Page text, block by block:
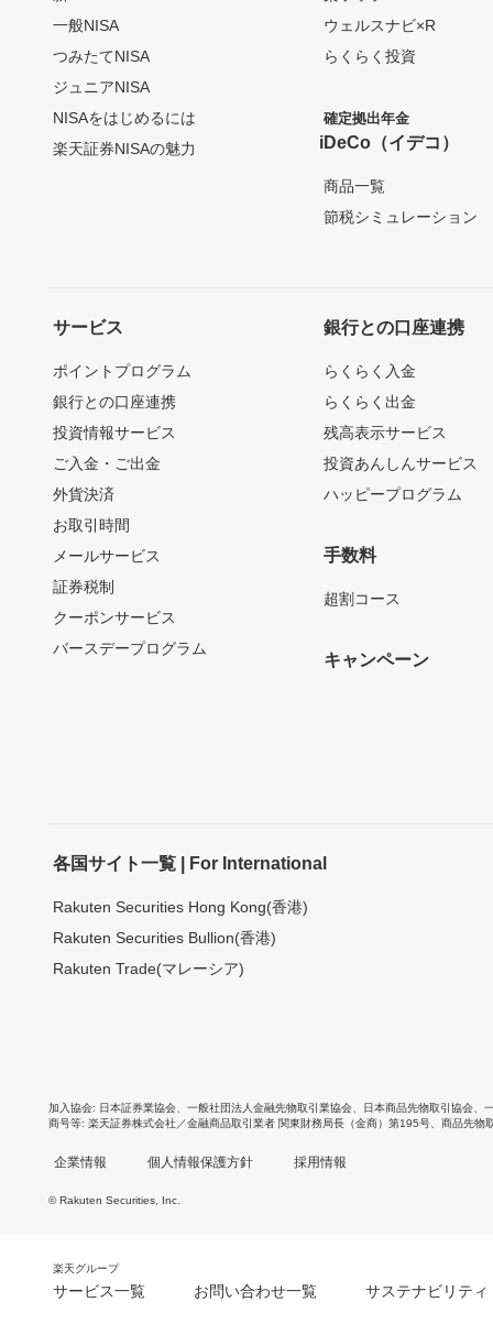
一般NISA
つみたてNISA
ジュニアNISA
NISAをはじめるには
楽天証券NISAの魅力
ウェルスナビ×R
らくらく投資
確定拠出年金
iDeCo（イデコ）
商品一覧
節税シミュレーション
サービス
ポイントプログラム
銀行との口座連携
投資情報サービス
ご入金・ご出金
外貨決済
お取引時間
メールサービス
証券税制
クーポンサービス
バースデープログラム
銀行との口座連携
らくらく入金
らくらく出金
残高表示サービス
投資あんしんサービス
ハッピープログラム
手数料
超割コース
キャンペーン
各国サイト一覧 | For International
Rakuten Securities Hong Kong(香港)
Rakuten Securities Bullion(香港)
Rakuten Trade(マレーシア)
加入協会 日本証券業協会 一般社団法人金融先物取引業協会 日本商品先物取引協会
商号等 楽天証券株式会社／金融商品取引業者 関東財務局長（金商）第195号、商品先物
企業情報 個人情報保護方針 採用情報
© Rakuten Securities, Inc.
楽天グループ
サービス一覧 お問い合わせ一覧 サステナビリティ